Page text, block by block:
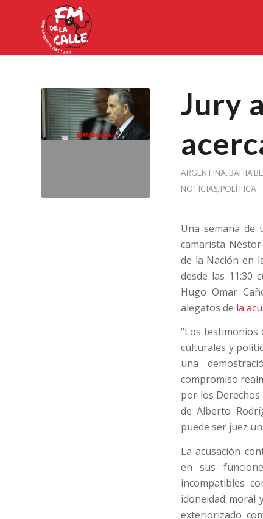
Jury
ARGENTINA, BAHIA
NOTICIAS, POLÍTICA
Una semana de
camarista
de la Nación en
desde las 11:30
Hugo Omar
alegatos de la
“Los
culturales y
una
compromiso
por los Derechos
de Alberto
puede ser juez
La acusación
en sus
incompatibles
idoneidad moral
exteriorizado